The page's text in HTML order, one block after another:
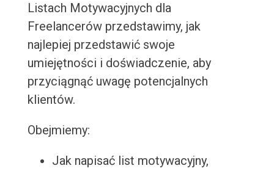
Listach Motywacyjnych dla
Freelancerów przedstawimy, jak
najlepiej przedstawić swoje
umiejętności i doświadczenie, aby
przyciągnąć uwagę potencjalnych
klientów.
Obejmiemy:
Jak napisać list motywacyjny,